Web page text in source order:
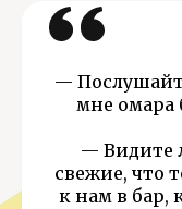
—
мне омара
— Видите
свежие, что
к нам в бар,